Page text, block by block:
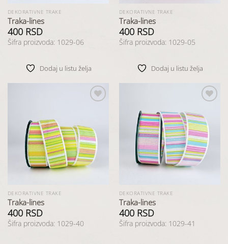
DEKORATIVNE TRAKE
Traka-lines
400 RSD
Šifra proizvoda: 1029-06
Dodaj u listu želja
DEKORATIVNE TRAKE
Traka-lines
400 RSD
Šifra proizvoda: 1029-05
Dodaj u listu želja
u listu
želja
DEKORATIVNE TRAKE
Traka-lines
400 RSD
Šifra proizvoda: 1029-40
Dodaj
u listu
želja
DEKORATIVNE TRAKE
Traka-lines
400 RSD
Šifra proizvoda: 1029-41